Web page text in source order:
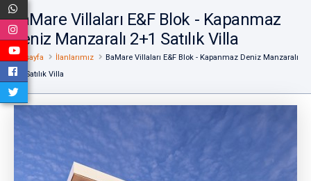
BaMare Villaları E&F Blok - Kapanmaz
Deniz Manzaralı 2+1 Satılık Villa
Anasayfa İlanlarımız
BaMare Villaları E&F Blok - Kapanmaz Deniz Manzaralı
2+1 Satılık Villa